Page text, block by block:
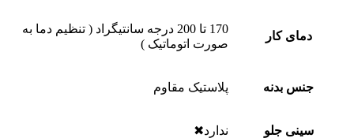
دمای کار
170 تا 200 درجه سانتیگراد ( تنظیم دما به
صورت اتوماتیک )
جنس بدنه پلاستیک مقاوم
سینی جلو ندارد✖